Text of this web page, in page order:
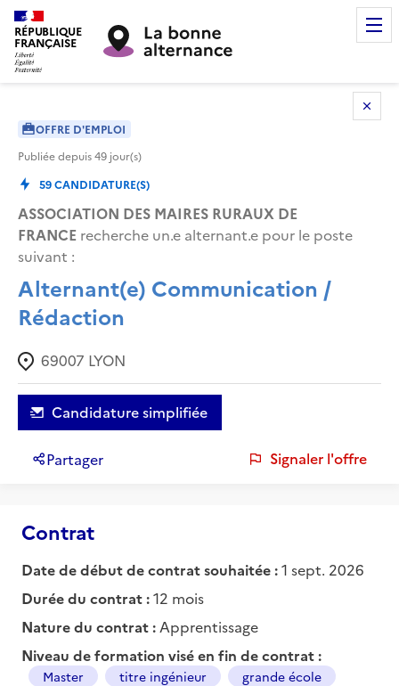
RÉPUBLIQUE
FRANÇAISE
OFFRE D'EMPLOI
Publiée depuis49 jour(s)
59CANDIDATURE(S)
ASSOCIATION DES MAIRES RURAUX DE
FRANCE recherche un.e alternant.e pour le poste
suivant :
Alternant(e) Communication /
Rédaction
69007 LYON
Candidature simplifiée
Partager Signaler l'offre
Contrat
Date de début de contrat souhaitée :1 sept. 2026
Durée du contrat :12 mois
Nature du contrat : Apprentissage
Niveau de formation visé en fin de contrat :
Master titre ingénieur
grande école